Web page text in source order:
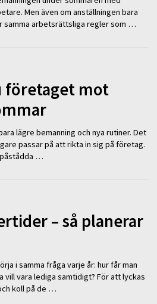
Men även om anställningen bara
samma arbetsrättsliga regler som …
företaget mot
lägre bemanning och nya rutiner. Det
passar på att rikta in sig på företag.
…
– så planerar
i samma fråga varje år: hur får man
vill vara lediga samtidigt? För att lyckas
koll på de …